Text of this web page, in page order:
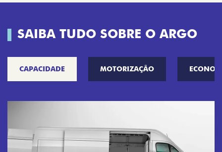
SAIBA TUDO SOBRE O ARGO
CAPACIDADE MOTORIZAÇÃO